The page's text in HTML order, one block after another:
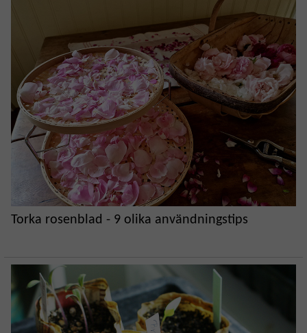
Torka rosenblad - 9 olika användningstips